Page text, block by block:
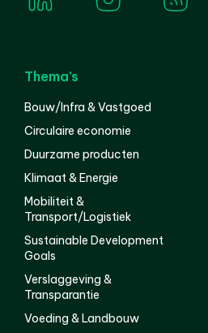
Thema’s
Bouw/Infra & Vastgoed
Circulaire economie
Duurzame producten
Klimaat & Energie
Mobiliteit &
Transport/Logistiek
Sustainable Development
Goals
Verslaggeving &
Transparantie
Voeding & Landbouw